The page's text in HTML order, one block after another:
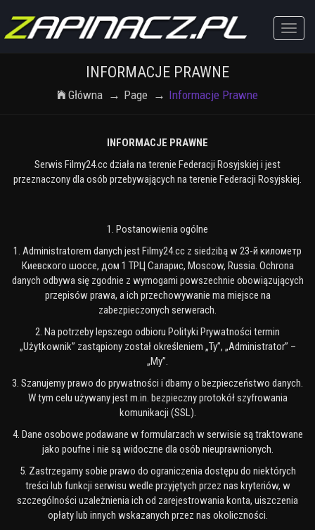
Toggle
INFORMACJE PRAWNE
Główna Page Informacje Prawne
INFORMACJE PRAWNE
Serwis Filmy24.cc działa na terenie Federacji Rosyjskiej i jest
przeznaczony dla osób przebywających na terenie Federacji Rosyjskiej.
1. Postanowienia ogólne
1. Administratorem danych jest Filmy24.cc z siedzibą w 23-й километр
Киевского шоссе, дом 1 ТРЦ Саларис, Moscow, Russia. Ochrona
danych odbywa się zgodnie z wymogami powszechnie obowiązujących
przepisów prawa, a ich przechowywanie ma miejsce na
zabezpieczonych serwerach.
2. Na potrzeby lepszego odbioru Polityki Prywatności termin
„Użytkownik” zastąpiony został określeniem „Ty”, „Administrator” –
„My”.
3. Szanujemy prawo do prywatności i dbamy o bezpieczeństwo danych.
W tym celu używany jest m.in. bezpieczny protokół szyfrowania
komunikacji (SSL).
4. Dane osobowe podawane w formularzach w serwisie są traktowane
jako poufne i nie są widoczne dla osób nieuprawnionych.
5. Zastrzegamy sobie prawo do ograniczenia dostępu do niektórych
treści lub funkcji serwisu wedle przyjętych przez nas kryteriów, w
szczególności uzależnienia ich od zarejestrowania konta, uiszczenia
opłaty lub innych wskazanych przez nas okoliczności.